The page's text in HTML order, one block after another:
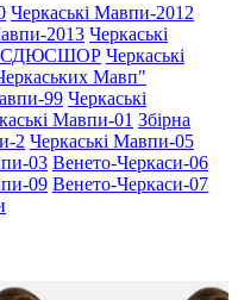
Черкаські Мавпи-2012
2013 Черкаські
ОСДЮСШОР Черкаські
Мавп"
99 Черкаські
Мавпи-01 Збірна
2 Черкаські Мавпи-05
03 Венето-Черкаси-06
09 Венето-Черкаси-07